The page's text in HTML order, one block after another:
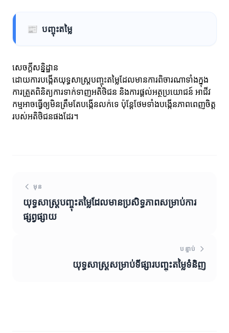
📰 បញ្ចុះតម្លៃ
សេចក្តីសន្និដ្ឋាន
ដោយការបង្កើតយុទ្ធសាស្ត្រ​បញ្ចុះតម្លៃដែលមានការពិចារណាទាំងក្នុង
ការត្រួតពិនិត្យការទាក់ទាញអតិថិជន និងការផ្តល់អត្ថប្រយោជន៍ អាជីវ
កម្មអាចធ្វើឲ្យមិនត្រឹមតែបង្កើនលក់ទេ ប៉ុន្តែថែមទាំងបង្កើនភាពពេញចិត្ត
របស់អតិថិជនផងដែរ។
មុន
យុទ្ធសាស្ត្របញ្ចុះតម្លៃដែលមានប្រសិទ្ធភាពសម្រាប់ការ
ផ្សព្វផ្សាយ
បន្ទាប់
យុទ្ធសាស្ត្រសម្រាប់ទីផ្សារបញ្ចុះតម្លៃទំនិញ